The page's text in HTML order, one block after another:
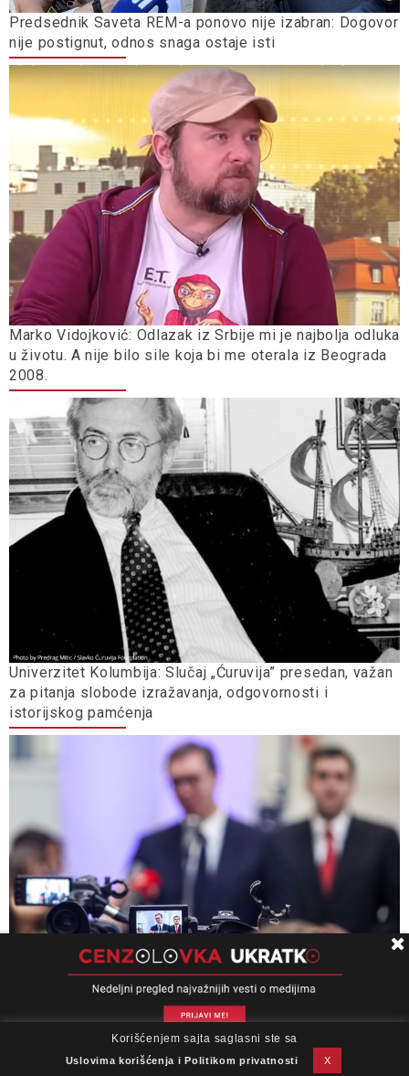
Predsednik Saveta REM-a ponovo nije izabran: Dogovor
nije postignut, odnos snaga ostaje isti
Marko Vidojković: Odlazak iz Srbije mi je najbolja odluka
u životu. A nije bilo sile koja bi me oterala iz Beograda
2008.
Univerzitet Kolumbija: Slučaj „Ćuruvija” presedan, važan
za pitanja slobode izražavanja, odgovornosti i
istorijskog pamćenja
Ministarstvo informisanja, opštine i gradovi ne
opterećuju se zakonom kada treba dati milione
Impresum Podrška Kontakt
Newsletter
Uslovi korišćenja
Korišćenjem sajta saglasni ste sa
Uslovima korišćenja i Politikom privatnosti X